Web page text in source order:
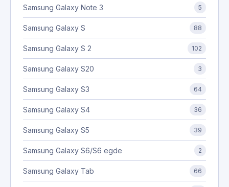
Samsung Galaxy Note 3 5
Samsung Galaxy S 88
Samsung Galaxy S 2 102
Samsung Galaxy S20 3
Samsung Galaxy S3 64
Samsung Galaxy S4 36
Samsung Galaxy S5 39
Samsung Galaxy S6/S6 egde 2
Samsung Galaxy Tab 66